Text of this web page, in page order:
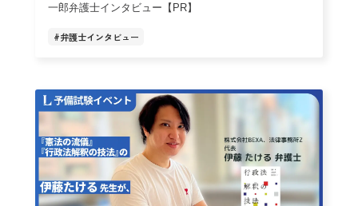
一郎弁護士インタビュー【PR】
#弁護士インタビュー